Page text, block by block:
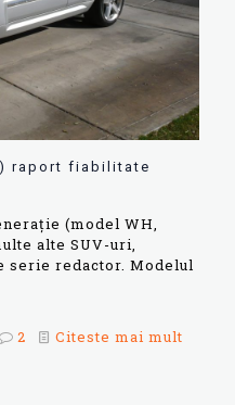
raport fiabilitate
(model WH,
alte SUV-uri,
serie redactor. Modelul
2 Citeste mai mult